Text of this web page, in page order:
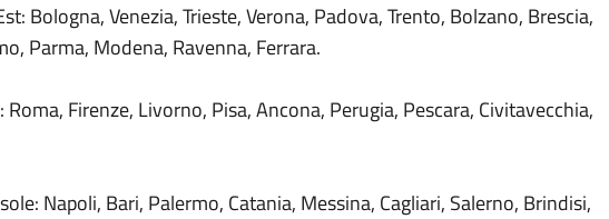
Bologna, Venezia, Trieste, Verona, Padova, Trento, Bolzano, Brescia,
Parma, Modena, Ravenna, Ferrara.
Roma, Firenze, Livorno, Pisa, Ancona, Perugia, Pescara, Civitavecchia,
Napoli, Bari, Palermo, Catania, Messina, Cagliari, Salerno, Brindisi,